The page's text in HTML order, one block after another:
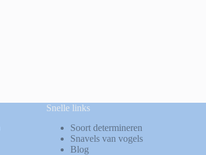
Snelle links
Soort determineren
Snavels van vogels
Blog